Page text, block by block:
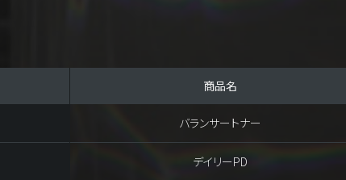
商品名
バランサートナー
デイリーPD